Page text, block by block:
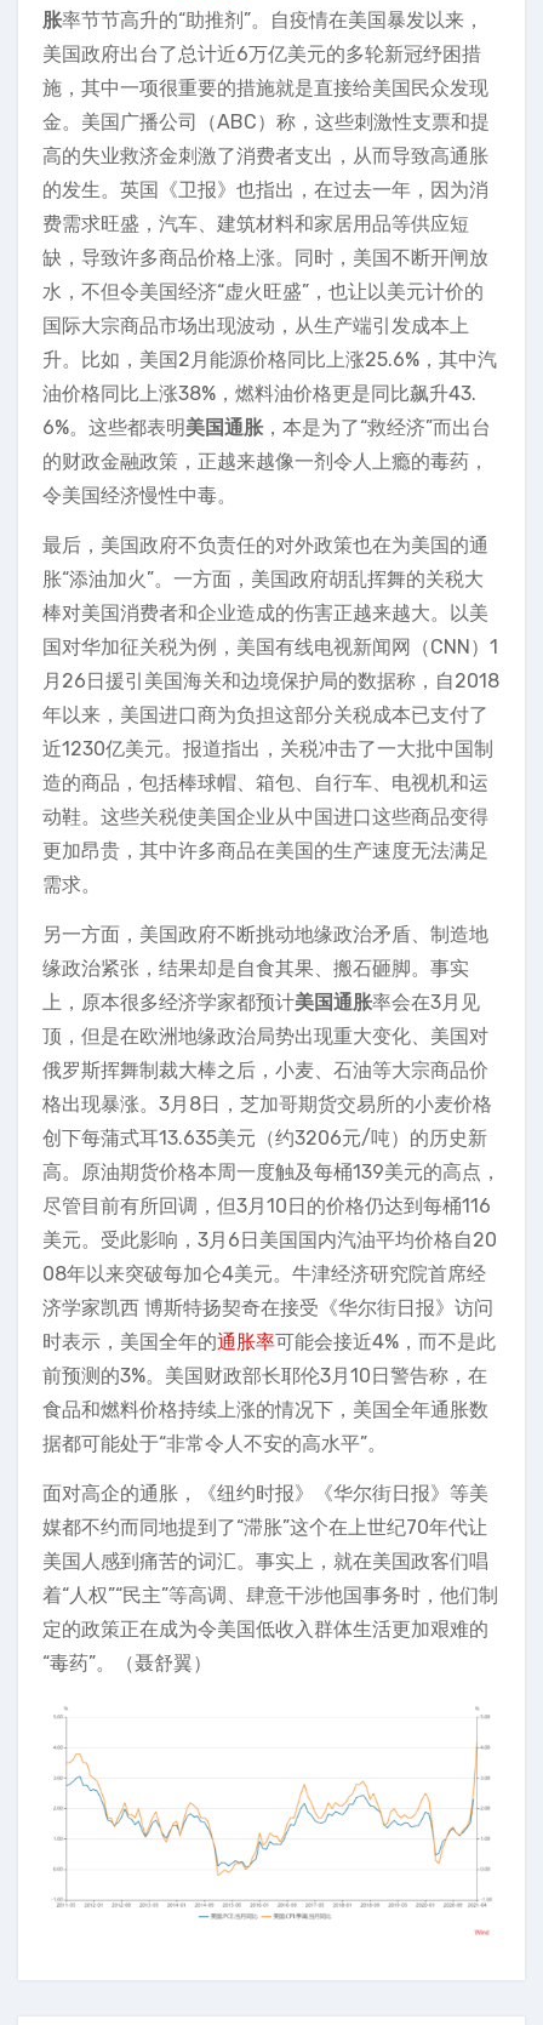
胀率节节高升的“助推剂”。自疫情在美国暴发以来，
美国政府出台了总计近6万亿美元的多轮新冠纾困措
施，其中一项很重要的措施就是直接给美国民众发现
金。美国广播公司（ABC）称，这些刺激性支票和提
高的失业救济金刺激了消费者支出，从而导致高通胀
的发生。英国《卫报》也指出，在过去一年，因为消
费需求旺盛，汽车、建筑材料和家居用品等供应短
缺，导致许多商品价格上涨。同时，美国不断开闸放
水，不但令美国经济“虚火旺盛”，也让以美元计价的
国际大宗商品市场出现波动，从生产端引发成本上
升。比如，美国2月能源价格同比上涨25.6%，其中汽
油价格同比上涨38%，燃料油价格更是同比飙升43.
6%。这些都表明美国通胀 ，本是为了“救经济”而出台
的财政金融政策，正越来越像一剂令人上瘾的毒药，
令美国经济慢性中毒。
最后，美国政府不负责任的对外政策也在为美国的通
胀“添油加火”。一方面，美国政府胡乱挥舞的关税大
棒对美国消费者和企业造成的伤害正越来越大。以美
国对华加征关税为例，美国有线电视新闻网（CNN）1
月26日援引美国海关和边境保护局的数据称，自2018
年以来，美国进口商为负担这部分关税成本已支付了
近1230亿美元。报道指出，关税冲击了一大批中国制
造的商品，包括棒球帽、箱包、自行车、电视机和运
动鞋。这些关税使美国企业从中国进口这些商品变得
更加昂贵，其中许多商品在美国的生产速度无法满足
需求。
另一方面，美国政府不断挑动地缘政治矛盾、制造地
缘政治紧张，结果却是自食其果、搬石砸脚。事实
上，原本很多经济学家都预计美国通胀率会在3月见
顶，但是在欧洲地缘政治局势出现重大变化、美国对
俄罗斯挥舞制裁大棒之后，小麦、石油等大宗商品价
格出现暴涨。3月8日，芝加哥期货交易所的小麦价格
创下每蒲式耳13.635美元（约3206元/吨）的历史新
高。原油期货价格本周一度触及每桶139美元的高点，
尽管目前有所回调，但3月10日的价格仍达到每桶116
美元。受此影响，3月6日美国国内汽油平均价格自20
08年以来突破每加仑4美元。牛津经济研究院首席经
济学家凯西 博斯特扬契奇在接受《华尔街日报》访问
时表示，美国全年的通胀率可能会接近4%，而不是此
前预测的3%。美国财政部长耶伦3月10日警告称，在
食品和燃料价格持续上涨的情况下，美国全年通胀数
据都可能处于“非常令人不安的高水平”。
面对高企的通胀，《纽约时报》《华尔街日报》等美
媒都不约而同地提到了“滞胀”这个在上世纪70年代让
美国人感到痛苦的词汇。事实上，就在美国政客们唱
着“人权”“民主”等高调、肆意干涉他国事务时，他们制
定的政策正在成为令美国低收入群体生活更加艰难的
“毒药”。（聂舒翼）